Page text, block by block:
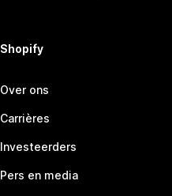
Shopify
Over ons
Carrières
Investeerders
Pers en media